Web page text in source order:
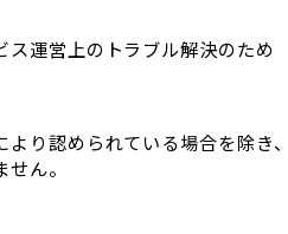
ス運営上のトラブル解決のため
り認められている場合を除
ん。